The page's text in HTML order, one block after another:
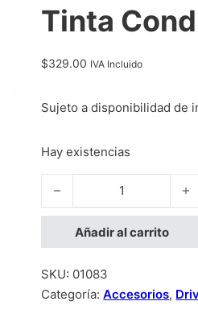
Tinta
$329.00 IVA Incluido
Sujeto a disponibilidad de
Hay existencias
Tinta Conductiva INKU
Añadir al carrito
SKU: 01083
Categoría:Accesorios,